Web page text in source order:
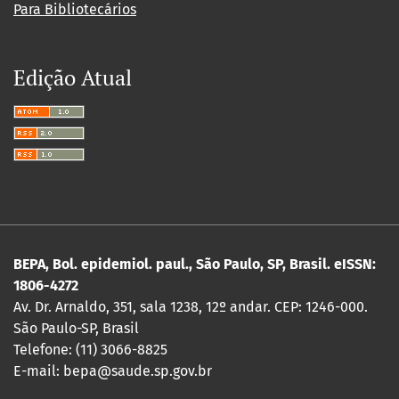
Para Bibliotecários
Edição Atual
BEPA, Bol. epidemiol. paul., São Paulo, SP, Brasil. eISSN:
1806-4272
Av. Dr. Arnaldo, 351, sala 1238, 12º andar. CEP: 1246-000.
São Paulo-SP, Brasil
Telefone: (11) 3066-8825
E-mail: bepa@saude.sp.gov.br